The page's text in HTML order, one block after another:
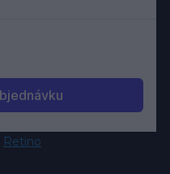
Retino